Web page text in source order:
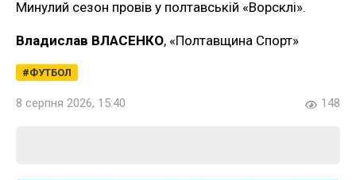
Минулий сезон провів у полтавській «Ворсклі».
Владислав ВЛАСЕНКО, «Полтавщина Спорт»
ФУТБОЛ
8 серпня 2026, 15:40 148